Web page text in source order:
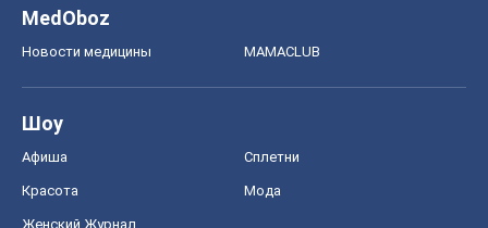
MedOboz
Новости медицины MAMACLUB
Шоу
Афиша Сплетни
Красота Мода
Женский Журнал